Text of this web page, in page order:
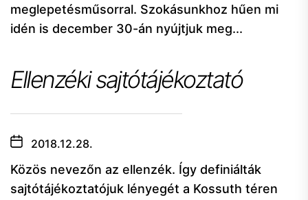
meglepetésműsorral. Szokásunkhoz hűen mi
idén is december 30-án nyújtjuk meg...
Ellenzéki sajtótájékoztató
2018.12.28.
Közös nevezőn az ellenzék. Így definiálták
sajtótájékoztatójuk lényegét a Kossuth téren